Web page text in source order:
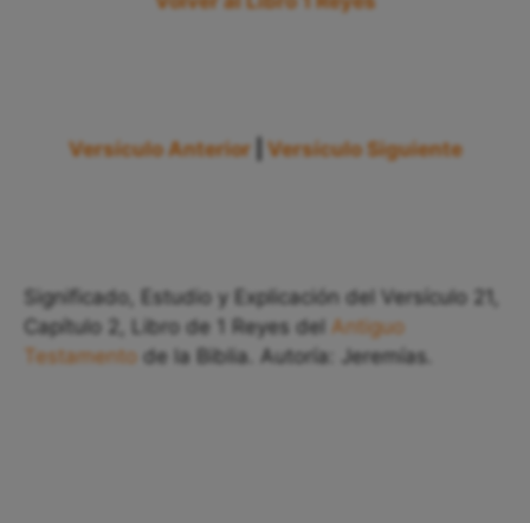
Versículo Anterior Versículo Siguiente
Significado, Estudio y Explicación del Versículo 21,
Capítulo 2, Libro de 1 Reyes del Antiguo
Testamento de la Biblia. Autoría: Jeremías.